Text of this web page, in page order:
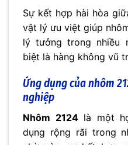
Sự kết hợp hài hòa
vật lý ưu việt giúp
lý tưởng trong nhiều
biệt là hàng không vũ
Ứng dụng của nhôm
nghiệp
Nhôm 2124là một
dụng rộng rãi trong